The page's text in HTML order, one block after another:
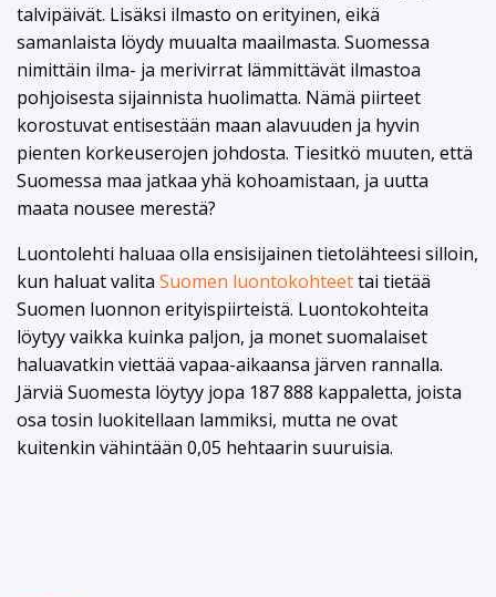
talvipäivät. Lisäksi ilmasto on erityinen, eikä
samanlaista löydy muualta maailmasta. Suomessa
nimittäin ilma- ja merivirrat lämmittävät ilmastoa
pohjoisesta sijainnista huolimatta. Nämä piirteet
korostuvat entisestään maan alavuuden ja hyvin
pienten korkeuserojen johdosta. Tiesitkö muuten, että
Suomessa maa jatkaa yhä kohoamistaan, ja uutta
maata nousee merestä?
Luontolehti haluaa olla ensisijainen tietolähteesi silloin,
kun haluat valita Suomen luontokohteettai tietää
Suomen luonnon erityispiirteistä. Luontokohteita
löytyy vaikka kuinka paljon, ja monet suomalaiset
haluavatkin viettää vapaa-aikaansa järven rannalla.
Järviä Suomesta löytyy jopa 187 888 kappaletta, joista
osa tosin luokitellaan lammiksi, mutta ne ovat
kuitenkin vähintään 0,05 hehtaarin suuruisia.